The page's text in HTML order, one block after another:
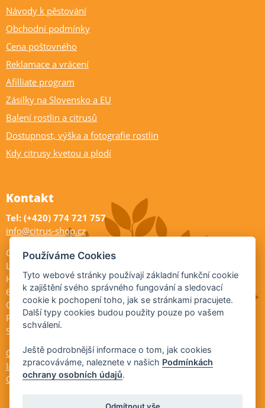
Návody k pěstování
Obchodní podmínky
Cena poštovného
Reklamace a vrácení
Afilliate program
Zásilky na Slovensko a EU
Balení rostlin a citrusů
Dostupnost, výška a fotografie rostlin
Kdy citrusy kvetou a plodí
Kontakt
Tel: (+420) 774 721 757
info@citrus-shop.cz
Citrus shop zahradnictví
Legionářů 2
Hodonín
695 01
Otevřeno:
Po-Pá 9-17
So 9-11:30
Ochrana osobních údajů
Informace ÚKZÚZ
Cookies
Používáme Cookies
Tyto webové stránky používají základní funkční cookie
k zajištění svého správného fungování a sledovací
cookie k pochopení toho, jak se stránkami pracujete.
Další typy cookies budou použity pouze po vašem
schválení.
Ještě podrobnější informace o tom, jak cookies
zpracováváme, naleznete v našich Podmínkách
ochrany osobních údajů.
Odmítnout vše